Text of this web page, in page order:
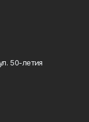
50-летия